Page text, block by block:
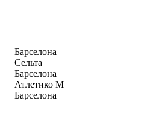
Барселона
Сельта
Барселона
Атлетико М
Барселона